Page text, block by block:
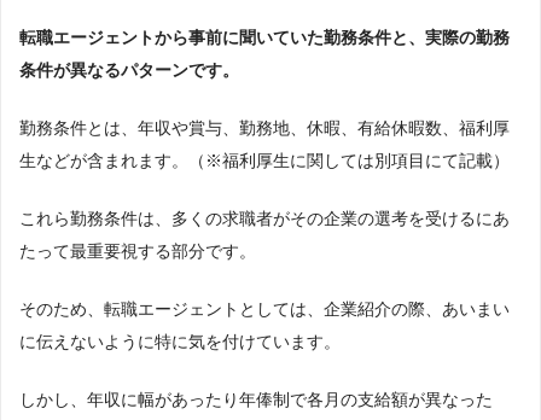
転職エージェントから事前に聞いていた勤務条件と、実際の勤務
条件が異なるパターンです。
勤務条件とは、年収や賞与、勤務地、休暇、有給休暇数、福利厚
生などが含まれます。（※福利厚生に関しては別項目にて記載）
これら勤務条件は、多くの求職者がその企業の選考を受けるにあ
たって最重要視する部分です。
そのため、転職エージェントとしては、企業紹介の際、あいまい
に伝えないように特に気を付けています。
しかし、年収に幅があったり年俸制で各月の支給額が異なった